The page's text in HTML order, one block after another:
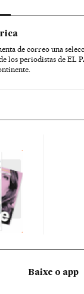
de correo una
los periodistas de EL
Baixe o app